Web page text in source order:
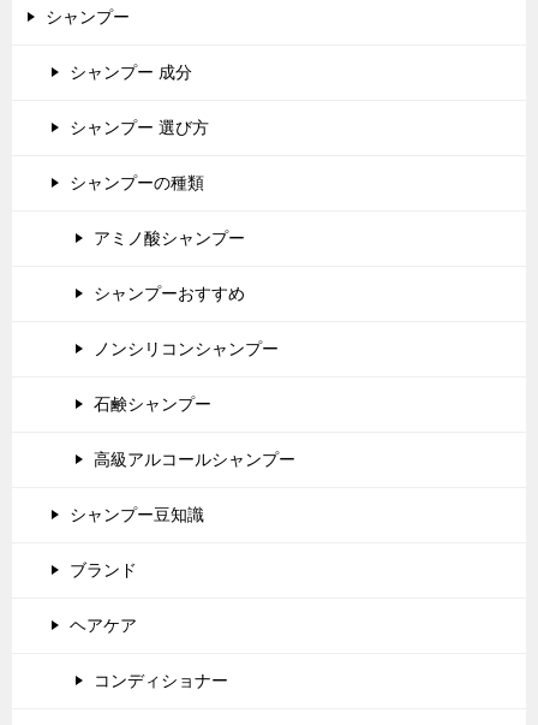
シャンプー
シャンプー 成分
シャンプー 選び方
シャンプーの種類
アミノ酸シャンプー
シャンプーおすすめ
ノンシリコンシャンプー
石鹸シャンプー
高級アルコールシャンプー
シャンプー豆知識
ブランド
ヘアケア
コンディショナー